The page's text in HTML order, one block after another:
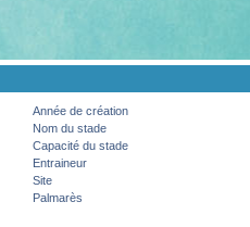
Année de création
Nom du stade
Capacité du stade
Entraineur
Site
Palmarès